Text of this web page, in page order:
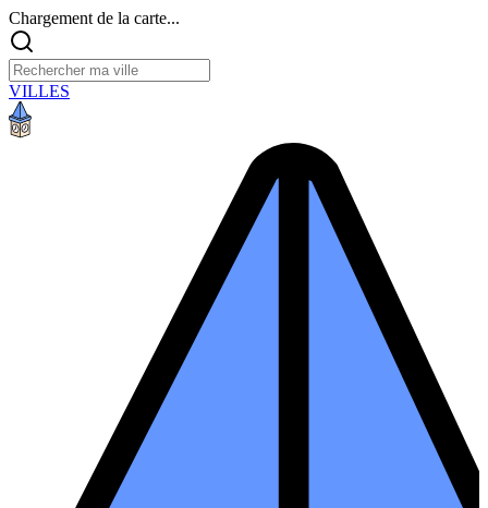
Chargement de la carte...
VILLES